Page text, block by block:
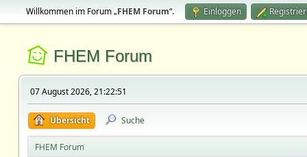
Willkommen im Forum „FHEM Forum“. Einloggen
FHEM Forum
07 August 2026, 21:22:51
Übersicht Suche
FHEM Forum